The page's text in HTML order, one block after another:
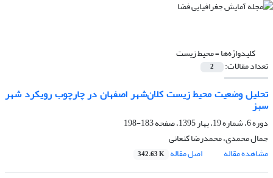
کلیدواژه‌ها =محیط زیست
تعداد مقالات: 2
تحلیل وضعیت محیط زیست کلان‌شهر اصفهان در چارچوب رویکرد شهر
سبز
دوره 6، شماره 19، بهار 1395، صفحه
183-198
جمال محمدی، محمدرضا کنعانی
مشاهده مقاله
اصل مقاله 342.63 K